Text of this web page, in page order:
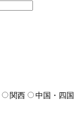
関西
中国・四国